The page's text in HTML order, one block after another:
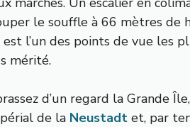
le souffle à 66 mètres
l’un des points de vue les
mérité.
d’un regard la Grande
de la Neustadt et, par